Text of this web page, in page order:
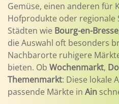
Gemüse, einen anderen für
Hofprodukte oder regionale
Städten wie Bourg-en-
die Auswahl oft besonders
Nachbarorte ruhigere
bieten. Ob Wochenmarkt,
Themenmarkt: Diese lokale
passende Märkte in Ain